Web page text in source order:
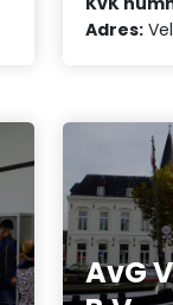
Adres:
AvG